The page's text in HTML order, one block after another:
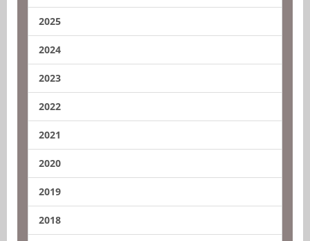
2025
2024
2023
2022
2021
2020
2019
2018